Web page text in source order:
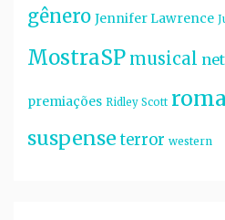
gênero Jennifer Lawrence
MostraSP musical
premiações Ridley Scott
suspense terror western